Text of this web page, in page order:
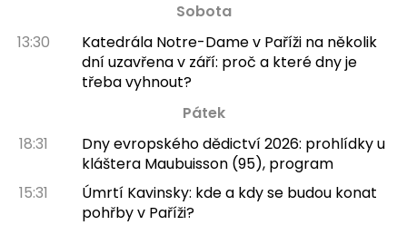
Sobota
13:30
Katedrála Notre-Dame v Paříži na několik
dní uzavřena v září: proč a které dny je
třeba vyhnout?
Pátek
18:31
Dny evropského dědictví 2026: prohlídky u
kláštera Maubuisson (95), program
15:31
Úmrtí Kavinsky: kde a kdy se budou konat
pohřby v Paříži?